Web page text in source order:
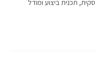
תכנית ביצוע ומודל